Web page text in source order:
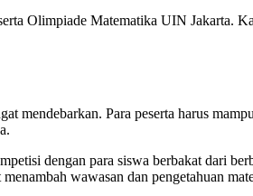
Olimpiade Matematika UIN Jakarta.
mendebarkan. Para peserta harus
dengan para siswa berbakat dari
wawasan dan pengetahuan